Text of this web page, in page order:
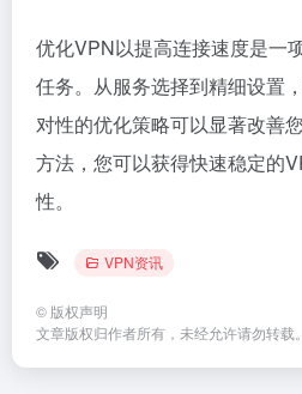
优化VPN以提高连接速度是一
任务。从服务选择到精细设置
对性的优化策略可以显著改善
方法，您可以获得快速稳定的
性。
VPN资讯
© 版权声明
文章版权归作者所有，未经允许请勿转载。